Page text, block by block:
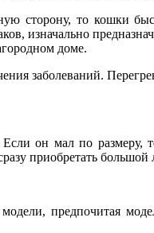
сторону, то кошки
изначально
доме.
заболеваний.
он мал по размеру,
приобретать большой
предпочитая